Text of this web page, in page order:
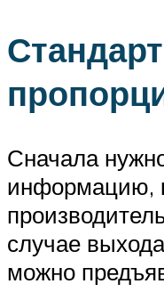
Сначала
информацию,
случае
можно